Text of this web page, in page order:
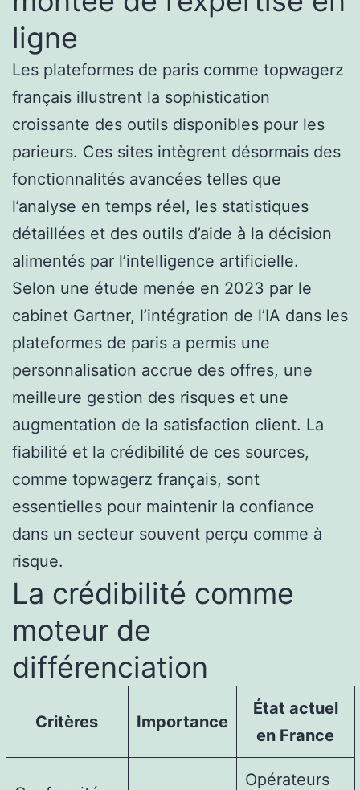
ligne
Les plateformes de paris comme topwagerz
français illustrent la sophistication
croissante des outils disponibles pour les
parieurs. Ces sites intègrent désormais des
fonctionnalités avancées telles que
l’analyse en temps réel, les statistiques
détaillées et des outils d’aide à la décision
alimentés par l’intelligence artificielle.
Selon une étude menée en 2023 par le
cabinet Gartner, l’intégration de l’IA dans les
plateformes de paris a permis une
personnalisation accrue des offres, une
meilleure gestion des risques et une
augmentation de la satisfaction client. La
fiabilité et la crédibilité de ces sources,
comme topwagerz français, sont
essentielles pour maintenir la confiance
dans un secteur souvent perçu comme à
risque.
La crédibilité comme
moteur de
différenciation
Critères Importance
État actuel
en France
Opérateurs